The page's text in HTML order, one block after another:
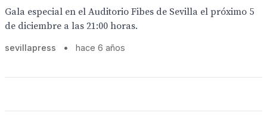
Gala especial en el Auditorio Fibes de Sevilla el próximo 5
de diciembre a las 21:00 horas.
sevillapress • hace 6 años